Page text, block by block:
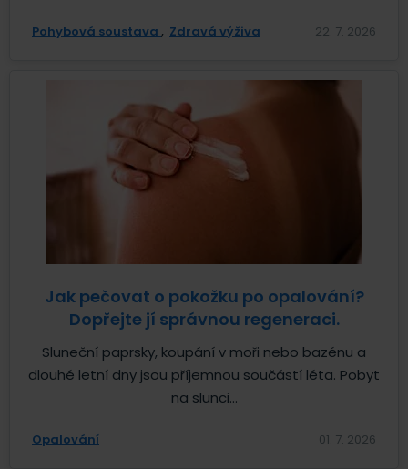
Pohybová soustava Zdravá výživa 22. 7. 2026
Jak pečovat o pokožku po opalování?
Dopřejte jí správnou regeneraci.
Sluneční paprsky, koupání v moři nebo bazénu a
dlouhé letní dny jsou příjemnou součástí léta. Pobyt
na slunci...
Opalování 01. 7. 2026